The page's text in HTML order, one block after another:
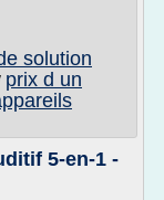
solution
prix d un
5-en-1 -